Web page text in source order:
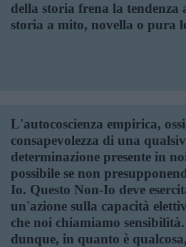
della storia frena la tendenza
storia a mito, novella o pura
L'autocoscienza empirica,
consapevolezza di una
determinazione presente in
possibile se non
Io. Questo Non-Io deve
un'azione sulla capacità
che noi chiamiamo
dunque, in quanto è